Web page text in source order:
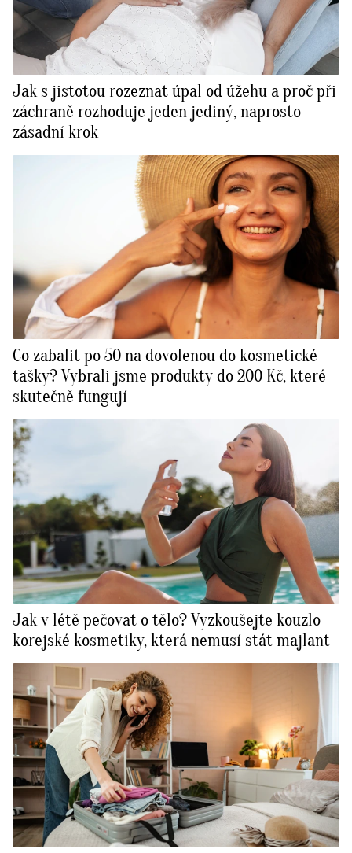
Jak s jistotou rozeznat úpal od úžehu a proč při
záchraně rozhoduje jeden jediný, naprosto
zásadní krok
Co zabalit po 50 na dovolenou do kosmetické
tašky? Vybrali jsme produkty do 200 Kč, které
skutečně fungují
Jak v létě pečovat o tělo? Vyzkoušejte kouzlo
korejské kosmetiky, která nemusí stát majlant